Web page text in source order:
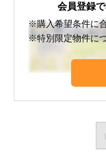
会員登録
※購入希望条件に
※特別限定物件に